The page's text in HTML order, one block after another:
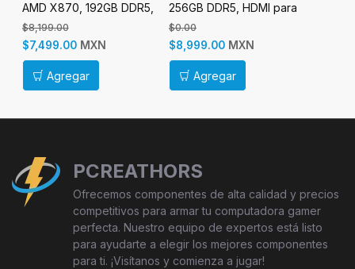
AMD X870, 192GB DDR5,
HDMI/DP para AMD
$8,199.00
$7,499.00 MXN
Agregar
256GB DDR5, HDMI para
AMD
$0.00
$8,999.00 MXN
Agregar
PCREATHORS
Ofrecemos componentes de alta calidad y precios
competitivos para armar tu computadora gamer
perfecta. Nuestro equipo de expertos está listo
para ayudarte a elegir los mejores componentes
para ti. ¡Visítanos y comienza a jugar!